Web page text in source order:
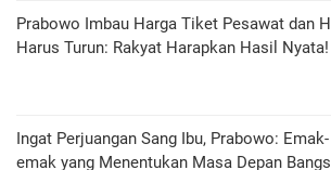
Prabowo Imbau Harga Tiket Pesawat dan
Harus Turun: Rakyat Harapkan Hasil Nyata!
Ingat Perjuangan Sang Ibu, Prabowo: Emak-
emak yang Menentukan Masa Depan